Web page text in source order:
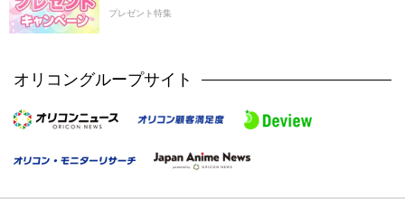
プレゼント特集
オリコングループサイト